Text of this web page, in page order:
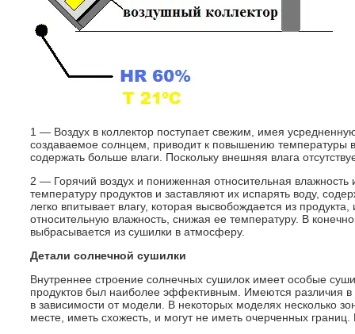
1 — Воздух в коллектор поступает свежим, имея
создаваемое солнцем, приводит к повышению температуры
содержать больше влаги. Поскольку внешняя влага
2 — Горячий воздух и пониженная относительная влажность
температуру продуктов и заставляют их испарять воду,
легко впитывает влагу, которая высвобождается из
относительную влажность, снижая ее температуру. В
выбрасывается из сушилки в атмосферу.
Детали солнечной сушилки
Внутреннее строение солнечных сушилок имеет особые
продуктов был наиболее эффективным. Имеются различия
в зависимости от модели. В некоторых моделях несколько
месте, иметь схожесть, и могут не иметь очерченных